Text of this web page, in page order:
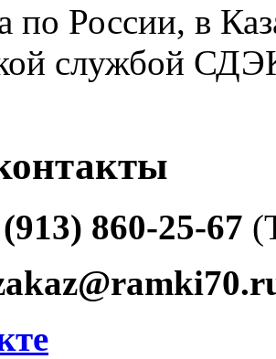
по России, в
службой
860-25-67